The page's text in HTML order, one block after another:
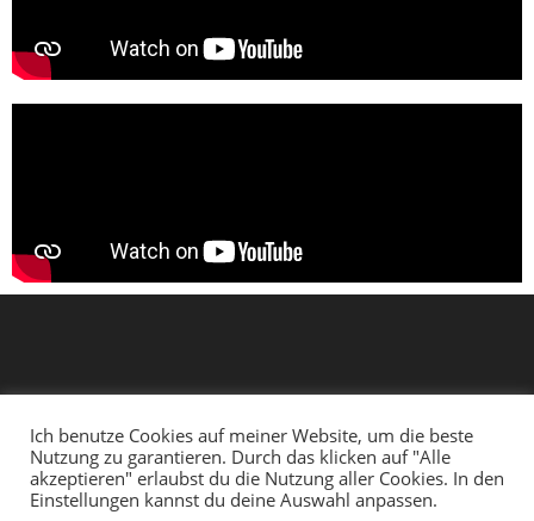
Ich benutze Cookies auf meiner Website, um die beste
Nutzung zu garantieren. Durch das klicken auf "Alle
akzeptieren" erlaubst du die Nutzung aller Cookies. In den
Einstellungen kannst du deine Auswahl anpassen.